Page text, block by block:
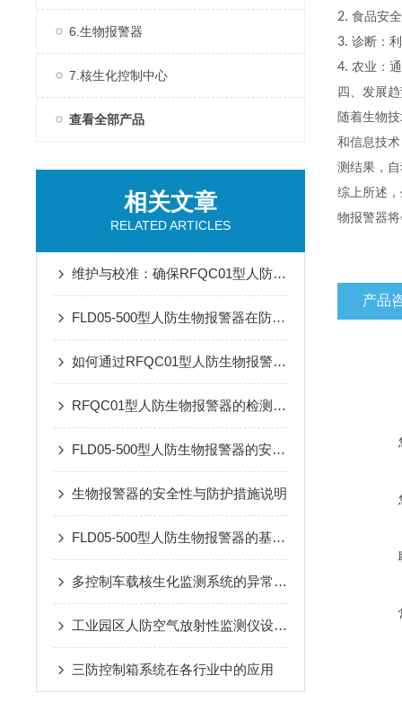
6.生物报警器
7.核生化控制中心
查看全部产品
相关文章
RELATED ARTICLES
维护与校准：确保RFQC01型人防生物报警器长期有效
FLD05-500型人防生物报警器在防护中的关键作用
如何通过RFQC01型人防生物报警器提高应急防护能力？
RFQC01型人防生物报警器的检测精度与环境适应性分析
FLD05-500型人防生物报警器的安装与维护指南
生物报警器的安全性与防护措施说明
FLD05-500型人防生物报警器的基本原理、功能和在安全监控中的作用
多控制车载核生化监测系统的异常处理方法
工业园区人防空气放射性监测仪设备设施着色规定
三防控制箱系统在各行业中的应用
2. 食品安
3. 诊断：
4. 农业：
四、发展
随着生物
和信息技
测结果，
综上所述
物报警器
产品